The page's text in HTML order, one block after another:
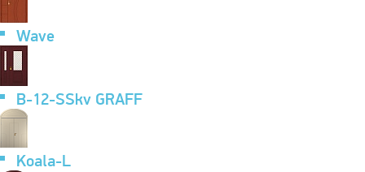
Wave
B-12-SSkv GRAFF
Koala-L